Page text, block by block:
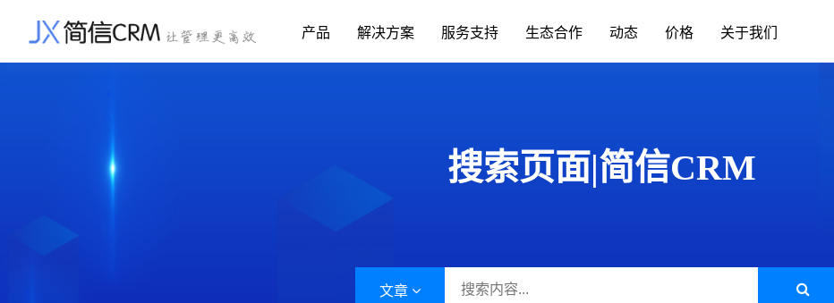
产品
管理云
企业客户关系全流程完整生命周期管理
移动办公
标签画像
Open API
解决方案
装备制造
实现装备制造业信息化与数字化，深
挖现有客户价值以及开发更多新...
有色金属企业的信息系统对企业自身
互联网IT
互联网行业不断突破创新，布局未来
进装修行业往信息化道路上发展...
化，加快旅游业的发展速度，提高...
服务支持 生态合作 动态 价格 关于我们
搜索页面|简信CRM
文章